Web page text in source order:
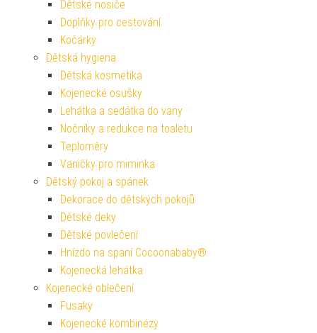
Dětské nosiče
Doplňky pro cestování
Kočárky
Dětská hygiena
Dětská kosmetika
Kojenecké osušky
Lehátka a sedátka do vany
Nočníky a redukce na toaletu
Teploměry
Vaničky pro miminka
Dětský pokoj a spánek
Dekorace do dětských pokojů
Dětské deky
Dětské povlečení
Hnízdo na spaní Cocoonababy®
Kojenecká lehátka
Kojenecké oblečení
Fusaky
Kojenecké kombinézy